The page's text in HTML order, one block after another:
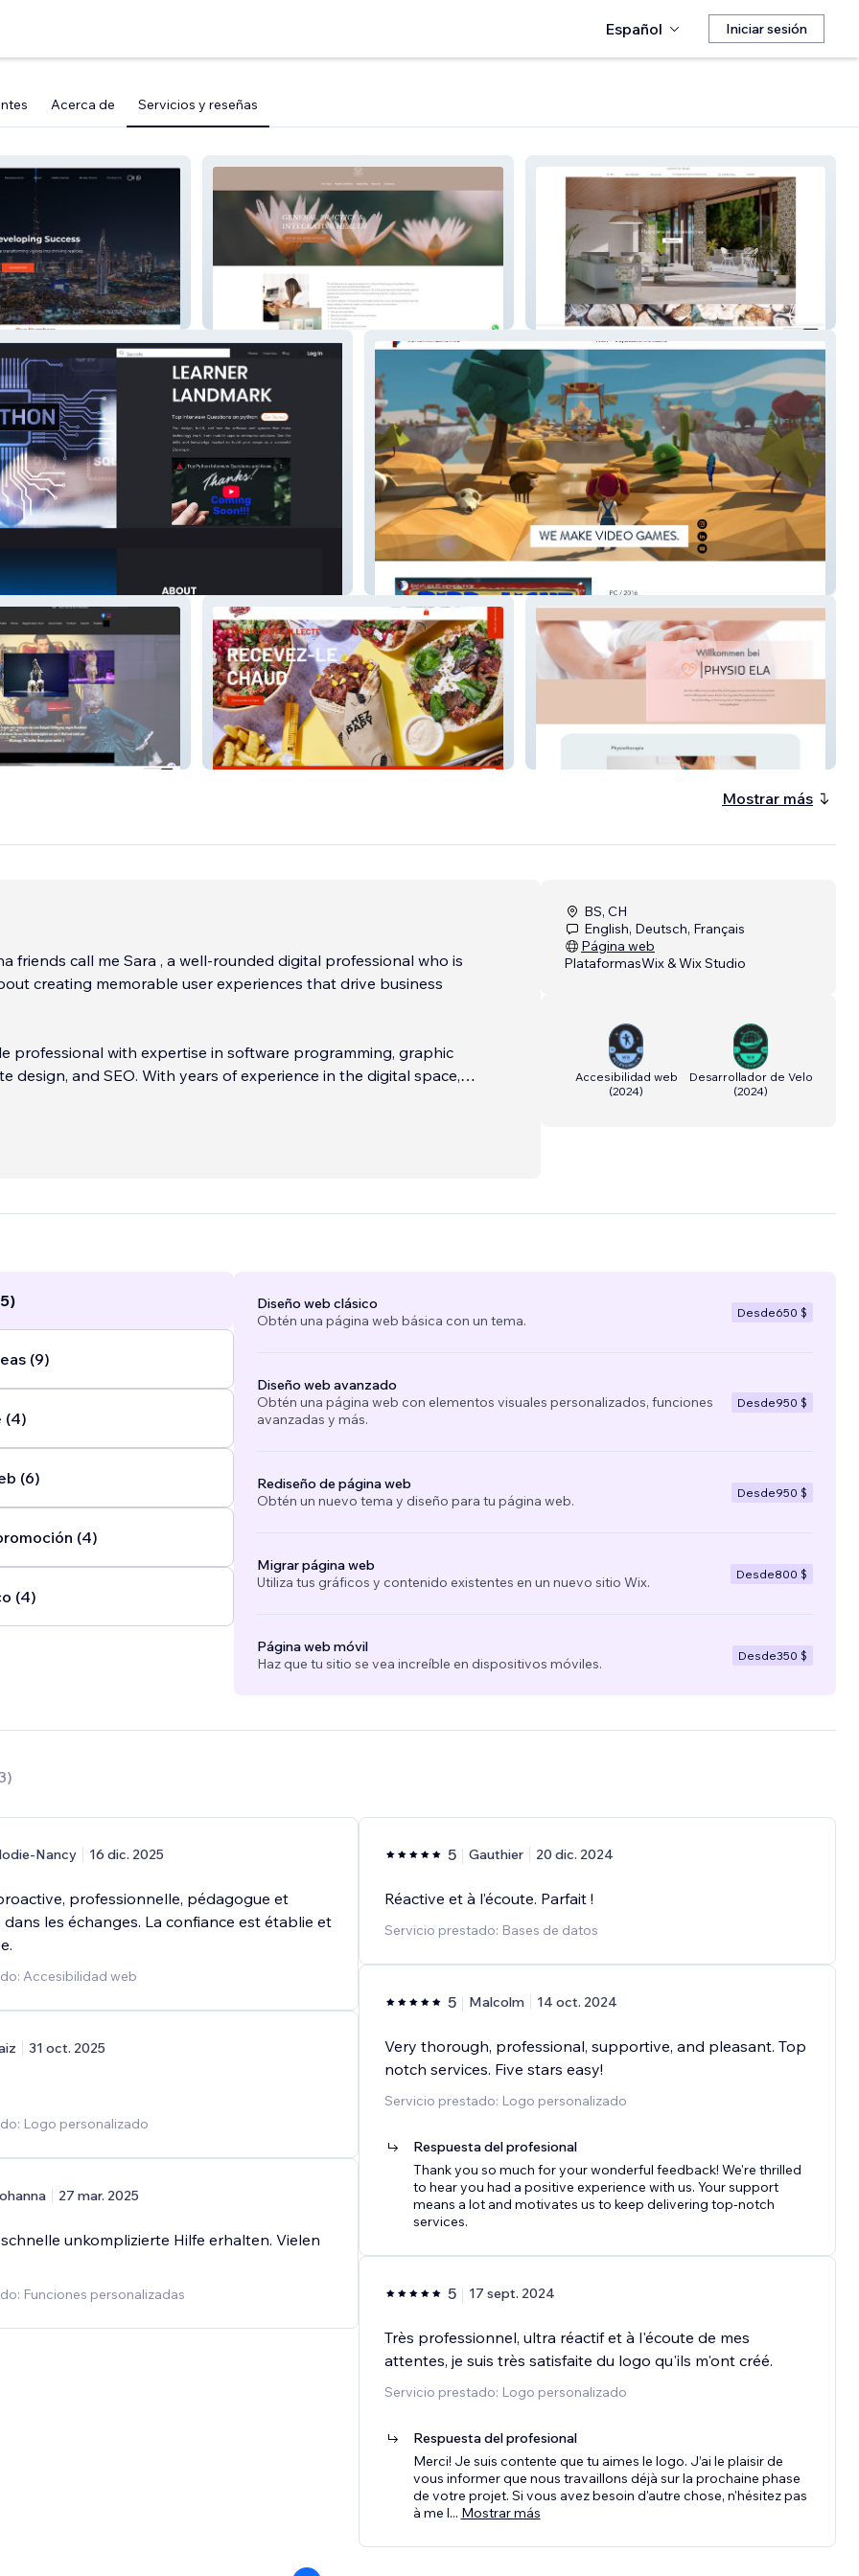
Español Iniciar sesión
Acerca de Servicios y reseñas
Thrive Wellness Seldon Edition
Roachinteractive
germ ChezPapy kebab
Mostrar más
creating memorable user experiences that drive business
professional with expertise in software programming, graphic
design, and SEO. With years of experience in the digital space, I
deep understanding of how to create engaging user experiences
technologies, and I constantly strive to stay up-to-date with the
BS, CH
English, Deutsch, Français
Página web
PlataformasWix & Wix Studio
Accesibilidad web
(2024)
Desarrollador de Velo
(2024)
(9)
(4)
(6)
(4)
(4)
Diseño web clásico
Obtén una página web básica con un tema.
Desde650 $
Diseño web avanzado
Obtén una página web con elementos visuales personalizados, funciones
avanzadas y más.
Desde950 $
Rediseño de página web
Obtén un nuevo tema y diseño para tu página web.
Desde950 $
Migrar página web
Utiliza tus gráficos y contenido existentes en un nuevo sitio Wix.
Desde800 $
Página web móvil
Haz que tu sitio se vea increíble en dispositivos móviles.
Desde350 $
)
Nancy 16 dic. 2025
professionnelle, pédagogue et
les échanges. La confiance est établie et
Accesibilidad web
31 oct. 2025
Logo personalizado
27 mar. 2025
unkomplizierte Hilfe erhalten. Vielen
Funciones personalizadas
5 Gauthier 20 dic. 2024
Réactive et à l’écoute. Parfait !
Servicio prestado: Bases de datos
5 Malcolm 14 oct. 2024
Very thorough, professional, supportive, and pleasant. Top
notch services. Five stars easy!
Servicio prestado: Logo personalizado
Respuesta del profesional
Thank you so much for your wonderful feedback! We're thrilled
to hear you had a positive experience with us. Your support
means a lot and motivates us to keep delivering top-notch
services.
5 17 sept. 2024
Très professionnel, ultra réactif et à l'écoute de mes
attentes, je suis très satisfaite du logo qu'ils m'ont créé.
Servicio prestado: Logo personalizado
Respuesta del profesional
Merci! Je suis contente que tu aimes le logo. J’ai le plaisir de
vous informer que nous travaillons déjà sur la prochaine phase
de votre projet. Si vous avez besoin d'autre chose, n'hésitez pas
à me l... Mostrar más